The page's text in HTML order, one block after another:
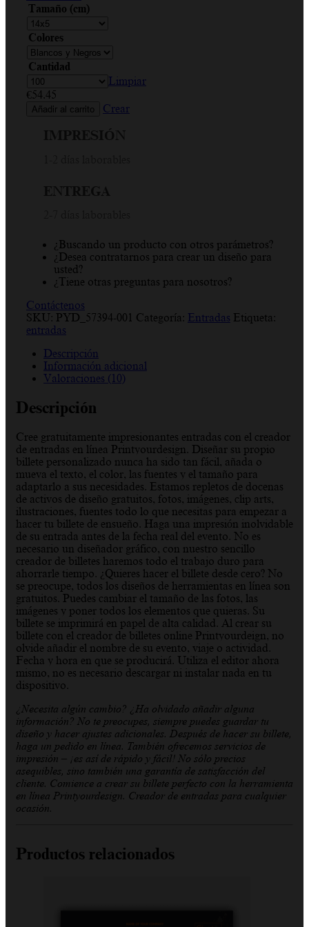
Tamaño (cm)
Colores
Cantidad
Limpiar
€54.45
Añadir al carrito Crear
¿Buscando un producto con otros parámetros?
¿Desea contratarnos para crear un diseño para
usted?
¿Tiene otras preguntas para nosotros?
Contáctenos
SKU: PYD_57394-001 Categoría: Entradas Etiqueta:
entradas
Descripción
Información adicional
Valoraciones (10)
Descripción
Cree gratuitamente impresionantes entradas con el creador
de entradas en línea Printyourdesign. Diseñar su propio
billete personalizado nunca ha sido tan fácil, añada o
mueva el texto, el color, las fuentes y el tamaño para
adaptarlo a sus necesidades. Estamos repletos de docenas
de activos de diseño gratuitos, fotos, imágenes, clip arts,
ilustraciones, fuentes todo lo que necesitas para empezar a
hacer tu billete de ensueño. Haga una impresión inolvidable
de su entrada antes de la fecha real del evento. No es
necesario un diseñador gráfico, con nuestro sencillo
creador de billetes haremos todo el trabajo duro para
ahorrarle tiempo. ¿Quieres hacer el billete desde cero? No
se preocupe, todos los diseños de herramientas en línea son
gratuitos. Puedes cambiar el tamaño de las fotos, las
imágenes y poner todos los elementos que quieras. Su
billete se imprimirá en papel de alta calidad. Al crear su
billete con el creador de billetes online Printyourdeign, no
olvide añadir el nombre de su evento, viaje o actividad.
Fecha y hora en que se producirá. Utiliza el editor ahora
mismo, no es necesario descargar ni instalar nada en tu
dispositivo.
¿Necesita algún cambio? ¿Ha olvidado añadir alguna
información? No te preocupes, siempre puedes guardar tu
diseño y hacer ajustes adicionales. Después de hacer su billete,
haga un pedido en línea. También ofrecemos servicios de
impresión – ¡es así de rápido y fácil! No sólo precios
asequibles, sino también una garantía de satisfacción del
cliente. Comience a crear su billete perfecto con la herramienta
en línea Printyourdesign. Creador de entradas para cualquier
ocasión.
Productos relacionados